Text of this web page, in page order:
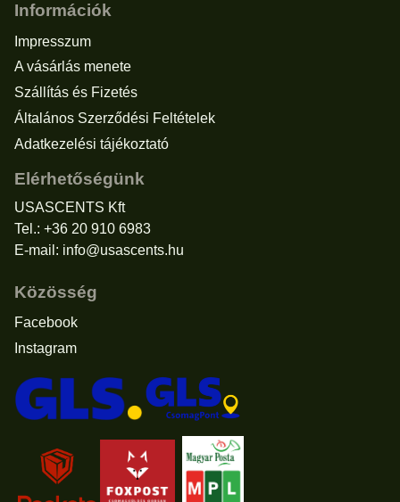
Információk
Impresszum
A vásárlás menete
Szállítás és Fizetés
Általános Szerződési Feltételek
Adatkezelési tájékoztató
Elérhetőségünk
USASCENTS Kft
Tel.: +36 20 910 6983
E-mail: info@usascents.hu
Közösség
Facebook
Instagram